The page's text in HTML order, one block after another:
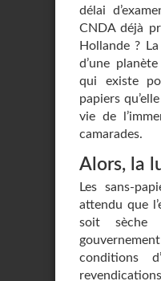
délai
CNDA déjà
Hollande ?
d’une
qui existe
papiers
vie de
camarades.
Alors, la
Les sans-
attendu que
soit sèche
conditions